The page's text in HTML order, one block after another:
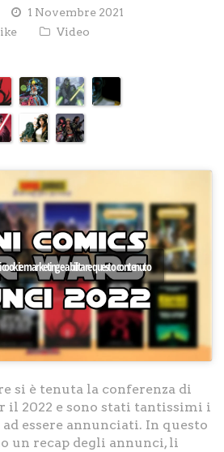
1 Novembre 2021
Video
cookie marketing e abilitare questo contenuto
si è tenuta la conferenza di
il 2022 e sono stati tantissimi i
essere annunciati. In questo
un recap degli annunci, li